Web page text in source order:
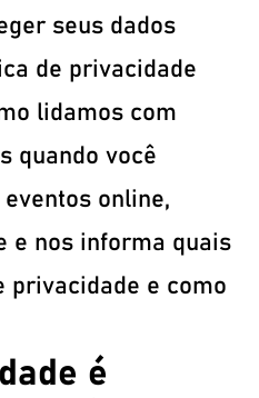
seus dados
de privacidade
lidamos com
quando você
online,
e nos informa quais
privacidade e como
é